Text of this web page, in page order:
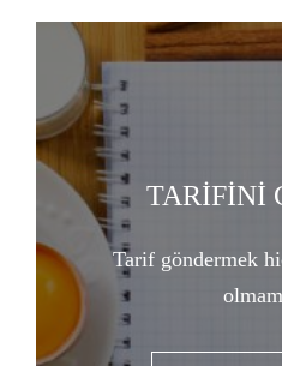
TARİFİNİ
Tarif göndermek